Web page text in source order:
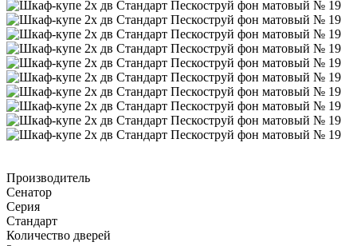
Производитель
Сенатор
Серия
Стандарт
Количество дверей